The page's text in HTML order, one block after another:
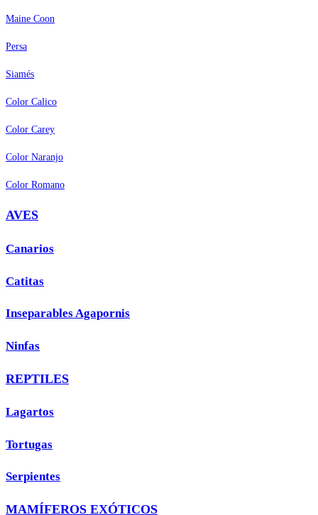
Maine Coon
Persa
Siamés
Color Calico
Color Carey
Color Naranjo
Color Romano
AVES
Canarios
Catitas
Inseparables Agapornis
Ninfas
REPTILES
Lagartos
Tortugas
Serpientes
MAMÍFEROS EXÓTICOS